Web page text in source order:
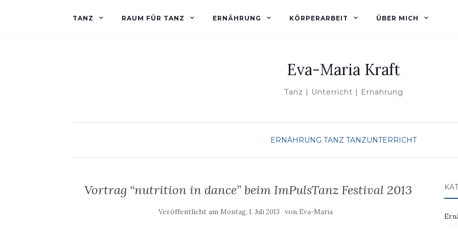
TANZ RAUM FÜR TANZ ERNÄHRUNG KÖRPERARBEIT ÜBER MICH
Eva-Maria Kraft
Tanz | Unterricht | Ernährung
ERNÄHRUNG TANZ TANZUNTERRICHT
Vortrag “nutrition in dance” beim ImPulsTanz Festival 2013
Veröffentlicht am Montag, 1. Juli 2013 von Eva-Maria